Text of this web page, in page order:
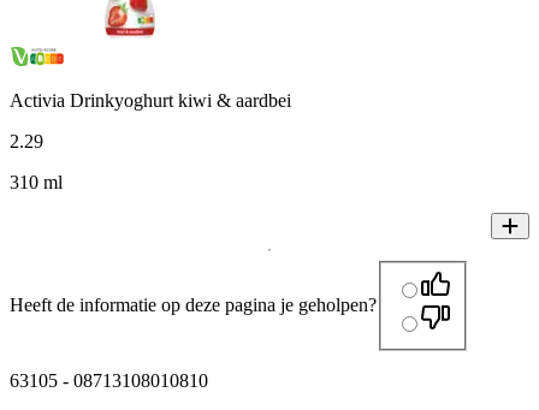
Activia Drinkyoghurt kiwi & aardbei
2.29
310 ml
Heeft de informatie op deze pagina je geholpen?
63105 - 08713108010810